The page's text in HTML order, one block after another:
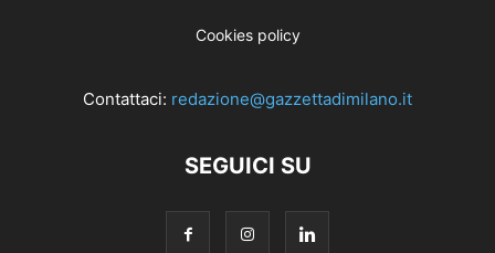
Cookies policy
Contattaci: redazione@gazzettadimilano.it
SEGUICI SU